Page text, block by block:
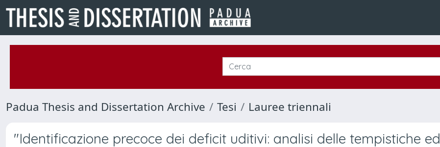
Padua Thesis and Dissertation Archive Tesi Lauree triennali
"Identificazione precoce dei deficit uditivi: analisi delle tempistiche ed